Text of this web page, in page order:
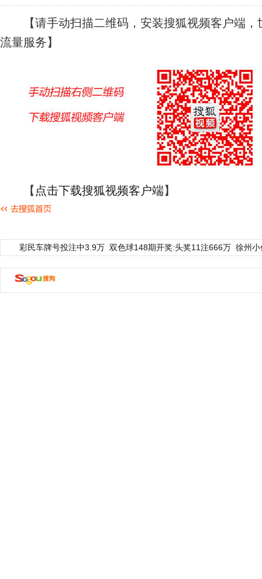
【请手动扫描二维码，安装搜狐视频客户端，
流量服务】
【 点击下载搜狐视频客户端】
彩民车牌号投注中3.9万 双色球148期开奖:头奖11注666万 徐州